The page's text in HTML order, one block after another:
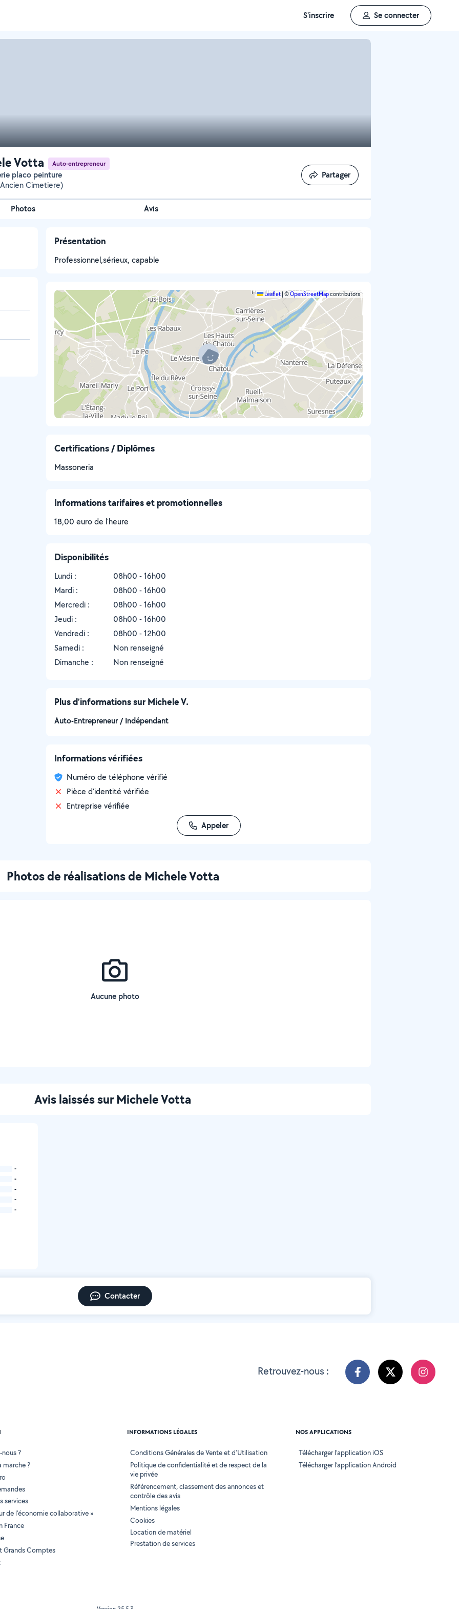
S'inscrire Se connecter
Votta Auto-entrepreneur
placo peinture
Cimetiere)
Partager
Partager
Photos Avis
Présentation
Professionnel,sérieux, capable
Leaflet ©OpenStreetMapcontributors
Certifications / Diplômes
Massoneria
Informations tarifaires et promotionnelles
18,00 euro de l'heure
Disponibilités
Lundi :
08h00 - 16h00
Mardi :
08h00 - 16h00
Mercredi :
08h00 - 16h00
Jeudi :
08h00 - 16h00
Vendredi :
08h00 - 12h00
Samedi :
Non renseigné
Dimanche :
Non renseigné
Plus d’informations sur Michele V.
Auto-Entrepreneur / Indépendant
Informations vérifiées
Numéro de téléphone vérifié
Pièce d'identité vérifiée
Entreprise vérifiée
Appeler
Photos de réalisations de Michele Votta
Aucune photo
Avis laissés sur Michele Votta
-
-
-
-
-
Contacter
Retrouvez-nous :
?
?
services
de l'économie collaborative »
France
Grands Comptes
INFORMATIONS LÉGALES
Conditions Générales de Vente et d'Utilisation
Politique de confidentialité et de respect de la
vie privée
Référencement, classement des annonces et
contrôle des avis
Mentions légales
Cookies
Location de matériel
Prestation de services
NOS APPLICATIONS
Télécharger l’application iOS
Télécharger l’application Android